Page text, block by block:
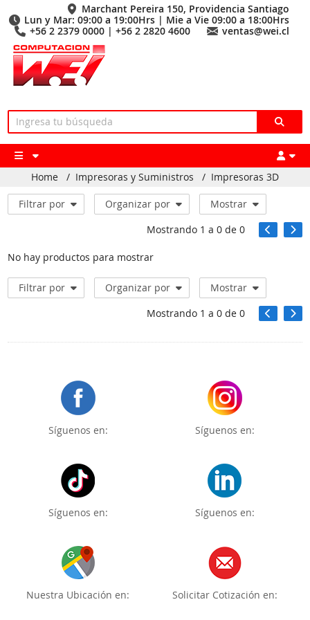
Marchant Pereira 150, Providencia Santiago
Lun y Mar: 09:00 a 19:00Hrs | Mie a Vie 09:00 a 18:00Hrs
+56 2 2379 0000 | +56 2 2820 4600
ventas@wei.cl
Home / Impresoras y Suministros / Impresoras 3D
Filtrar por Organizar por
Mostrar
Mostrando 1 a 0de 0
No hay productos para mostrar
Filtrar por Organizar por
Mostrar
Mostrando 1 a 0de 0
Síguenos en: Síguenos en:
Síguenos en: Síguenos en:
Nuestra Ubicación en: Solicitar Cotización en: